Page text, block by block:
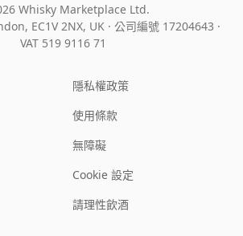
Whisky Marketplace Ltd.
EC1V 2NX, UK · 公司編號 17204643 ·
VAT 519 9116 71
隱私權政策
使用條款
無障礙
Cookie 設定
請理性飲酒